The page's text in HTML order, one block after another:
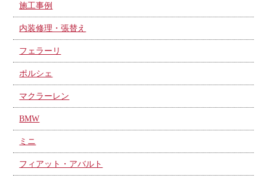
施工事例
内装修理・張替え
フェラーリ
ポルシェ
マクラーレン
BMW
ミニ
フィアット・アバルト